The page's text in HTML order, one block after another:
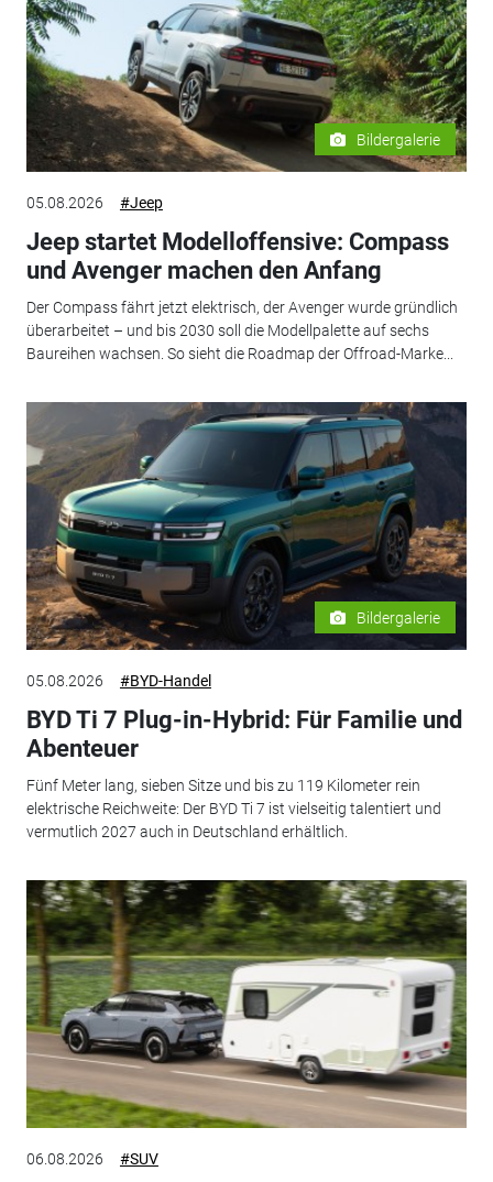
Bildergalerie
05.08.2026 #Jeep
Jeep startet Modelloffensive: Compass
und Avenger machen den Anfang
Der Compass fährt jetzt elektrisch, der Avenger wurde gründlich
überarbeitet – und bis 2030 soll die Modellpalette auf sechs
Baureihen wachsen. So sieht die Roadmap der Offroad-Marke...
Bildergalerie
05.08.2026 #BYD-Handel
BYD Ti 7 Plug-in-Hybrid: Für Familie und
Abenteuer
Fünf Meter lang, sieben Sitze und bis zu 119 Kilometer rein
elektrische Reichweite: Der BYD Ti 7 ist vielseitig talentiert und
vermutlich 2027 auch in Deutschland erhältlich.
06.08.2026 #SUV